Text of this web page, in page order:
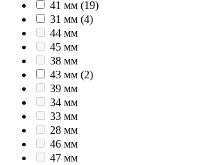
41 мм (19)
31 мм (4)
44 мм
45 мм
38 мм
43 мм (2)
39 мм
34 мм
33 мм
28 мм
46 мм
47 мм